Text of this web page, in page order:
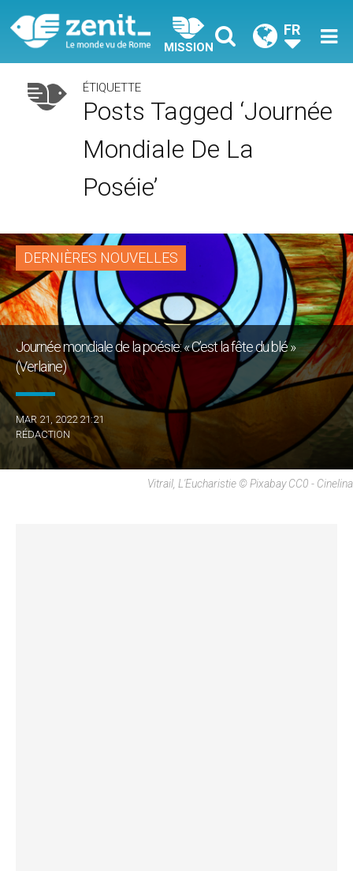
MISSION
FR
ÉTIQUETTE
Posts Tagged ‘Journée
Mondiale De La
Poséie’
DERNIÈRES NOUVELLES
Journée mondiale de la poésie: « C’est la fête du blé »
(Verlaine)
MAR 21, 2022 21:21
RÉDACTION
Vitrail, L'Eucharistie © Pixabay CC0 - Cinelina